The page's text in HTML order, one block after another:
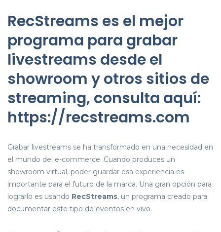
RecStreams es el mejor
programa para grabar
livestreams desde el
showroom y otros sitios de
streaming, consulta aquí:
https://recstreams.com
Grabar livestreams se ha transformado en una necesidad en
el mundo del e-commerce. Cuando produces un
showroom virtual, poder guardar esa experiencia es
importante para el futuro de la marca. Una gran opción para
lograrlo es usando RecStreams, un programa creado para
documentar este tipo de eventos en vivo.